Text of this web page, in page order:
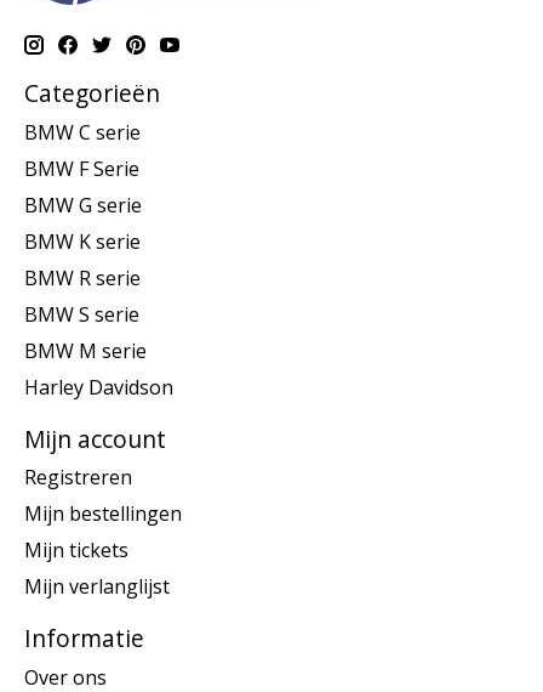
Categorieën
BMW C serie
BMW F Serie
BMW G serie
BMW K serie
BMW R serie
BMW S serie
BMW M serie
Harley Davidson
Mijn account
Registreren
Mijn bestellingen
Mijn tickets
Mijn verlanglijst
Informatie
Over ons